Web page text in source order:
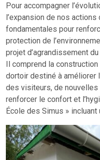
Pour accompagner
l’expansion de nos
fondamentales pour
protection de
projet d’agrandissement
Il comprend la
dortoir destiné à améliorer
des visiteurs, de
renforcer le confort et
École des Simus »